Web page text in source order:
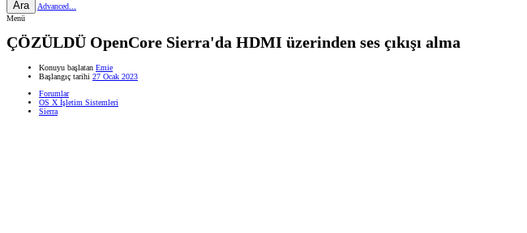
Ara
Advanced...
Menü
ÇÖZÜLDÜ OpenCore Sierra'da HDMI üzerinden ses çıkışı alma
Konuyu başlatan Emie
Başlangıç tarihi 27 Ocak 2023
Forumlar
OS X İşletim Sistemleri
Sierra